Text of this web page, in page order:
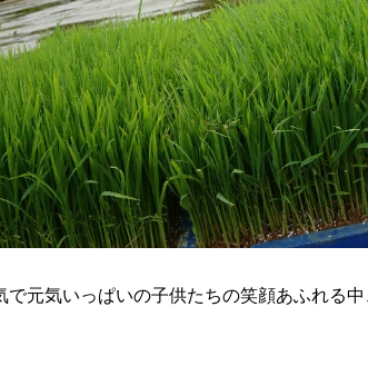
で元気いっぱいの子供たちの笑顔あふれる